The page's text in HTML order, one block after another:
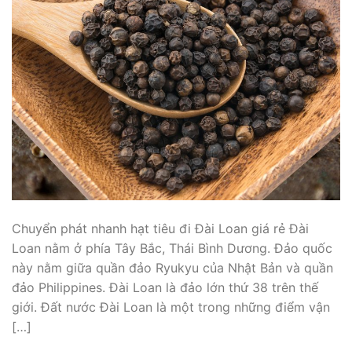
Chuyển phát nhanh hạt tiêu đi Đài Loan giá rẻ Đài
Loan nằm ở phía Tây Bắc, Thái Bình Dương. Đảo quốc
này nằm giữa quần đảo Ryukyu của Nhật Bản và quần
đảo Philippines. Đài Loan là đảo lớn thứ 38 trên thế
giới. Đất nước Đài Loan là một trong những điểm vận
[…]